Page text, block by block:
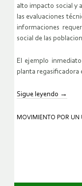
alto impacto social y
las evaluaciones
informaciones
social de las
El ejemplo
planta regasificadora
Sigue leyendo →
MOVIMIENTO POR UN